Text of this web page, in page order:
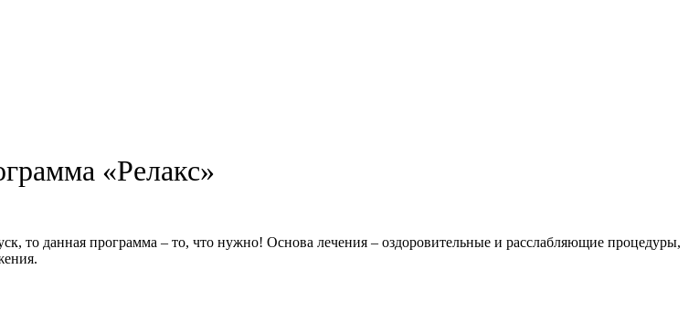
«Релакс»
то данная программа – то, что нужно! Основа лечения – оздоровительные и расслабляющие процедуры,